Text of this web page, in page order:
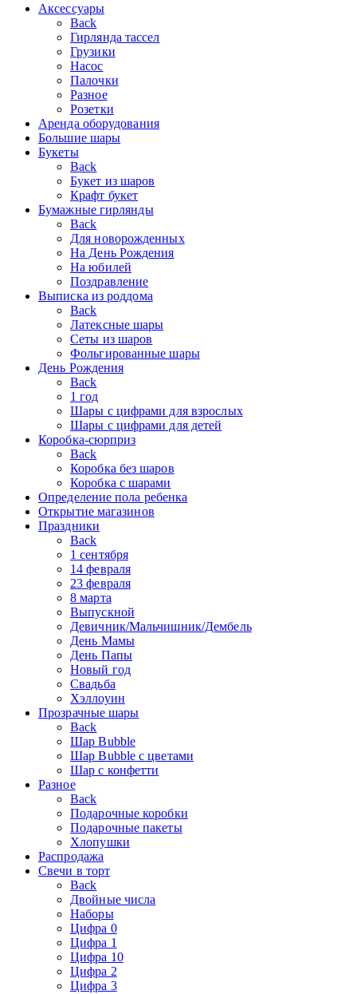
Аксессуары
Back
Гирлянда тассел
Грузики
Насос
Палочки
Разное
Розетки
Аренда оборудования
Большие шары
Букеты
Back
Букет из шаров
Крафт букет
Бумажные гирлянды
Back
Для новорожденных
На День Рождения
На юбилей
Поздравление
Выписка из роддома
Back
Латексные шары
Сеты из шаров
Фольгированные шары
День Рождения
Back
1 год
Шары с цифрами для взрослых
Шары с цифрами для детей
Коробка-сюрприз
Back
Коробка без шаров
Коробка с шарами
Определение пола ребенка
Открытие магазинов
Праздники
Back
1 сентября
14 февраля
23 февраля
8 марта
Выпускной
Девичник/Мальчишник/Дембель
День Мамы
День Папы
Новый год
Свадьба
Хэллоуин
Прозрачные шары
Back
Шар Bubble
Шар Bubble с цветами
Шар с конфетти
Разное
Back
Подарочные коробки
Подарочные пакеты
Хлопушки
Распродажа
Свечи в торт
Back
Двойные числа
Наборы
Цифра 0
Цифра 1
Цифра 10
Цифра 2
Цифра 3